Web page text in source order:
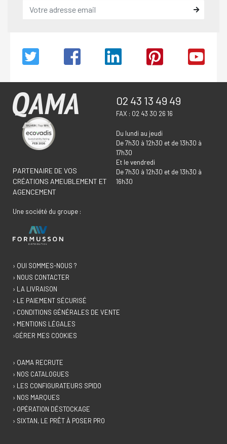
PARTENAIRE DE VOS
CRÉATIONS AMEUBLEMENT ET
AGENCEMENT
Une société du groupe :
02 43 13 49 49
FAX : 02 43 30 26 16
Du lundi au jeudi
De 7h30 à 12h30 et de 13h30 à
17h30
Et le vendredi
De 7h30 à 12h30 et de 13h30 à
16h30
› QUI SOMMES-NOUS ?
› NOUS CONTACTER
› LA LIVRAISON
› LE PAIEMENT SÉCURISÉ
› CONDITIONS GÉNÉRALES DE VENTE
› MENTIONS LÉGALES
›GÉRER MES COOKIES
› QAMA RECRUTE
› NOS CATALOGUES
› LES CONFIGURATEURS SPIDO
› NOS MARQUES
› OPÉRATION DÉSTOCKAGE
› SIXTAN, LE PRÊT À POSER PRO